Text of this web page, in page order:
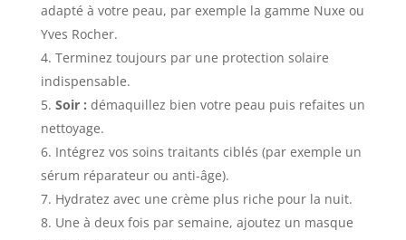
adapté à votre peau, par exemple la gamme Nuxe ou
Yves Rocher.
Terminez toujours par une protection solaire
indispensable.
Soir : démaquillez bien votre peau puis refaites un
nettoyage.
Intégrez vos soins traitants ciblés (par exemple un
sérum réparateur ou anti-âge).
Hydratez avec une crème plus riche pour la nuit.
Une à deux fois par semaine, ajoutez un masque